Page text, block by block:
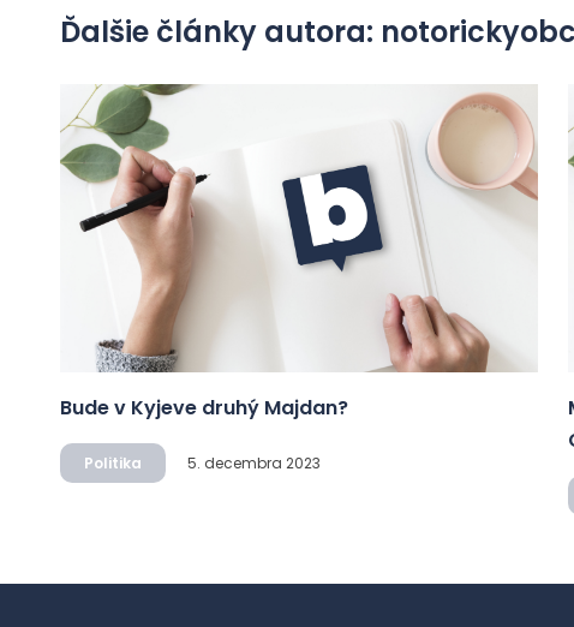
Ďalšie články autora:
Bude v Kyjeve druhý Majdan?
Politika 5. decembra 2023